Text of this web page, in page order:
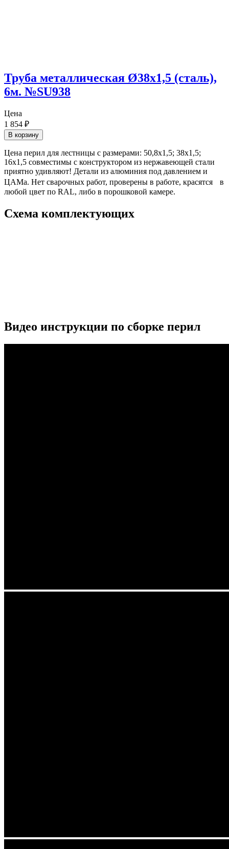
Труба металлическая Ø38х1,5 (сталь),
6м. №SU938
Цена
1 854 ₽
В корзину
Цена перил для лестницы с размерами: 50,8х1,5; 38х1,5;
16х1,5 совместимы с конструктором из нержавеющей стали
приятно удивляют! Детали из алюминия под давлением и
ЦАМа. Нет сварочных работ, проверены в работе, красятся в
любой цвет по RAL, либо в порошковой камере.
Схема комплектующих
Видео инструкции по сборке перил